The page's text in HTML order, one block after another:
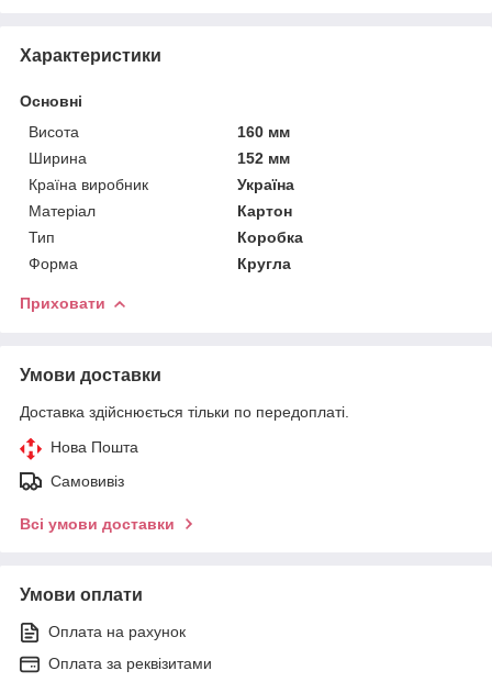
Характеристики
Основні
Висота
160 мм
Ширина
152 мм
Країна виробник
Україна
Матеріал
Картон
Тип
Коробка
Форма
Кругла
Приховати
Умови доставки
Доставка здійснюється тільки по передоплаті.
Нова Пошта
Самовивіз
Всі умови доставки
Умови оплати
Оплата на рахунок
Оплата за реквізитами